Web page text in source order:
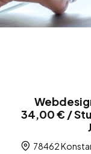
34,00 € /
78462